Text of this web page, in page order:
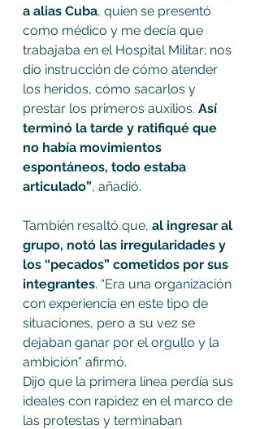
a alias Cuba, quien se presentó
como médico y me decía que
trabajaba en el Hospital Militar; nos
dio instrucción de cómo atender
los heridos, cómo sacarlos y
prestar los primeros auxilios. Así
terminó la tarde y ratifiqué que
no había movimientos
espontáneos, todo estaba
articulado”, añadió.
También resaltó que, al ingresar al
grupo, notó las irregularidades y
los “pecados” cometidos por sus
integrantes. “Era una organización
con experiencia en este tipo de
situaciones, pero a su vez se
dejaban ganar por el orgullo y la
ambición” afirmó.
Dijo que la primera línea perdía sus
ideales con rapidez en el marco de
las protestas y terminaban